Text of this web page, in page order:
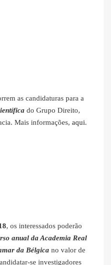
as candidaturas para a
do Grupo Direito,
Mais informações, aqui.
, os interessados poderão
anual da Academia Real
da Bélgica no valor de
se investigadores